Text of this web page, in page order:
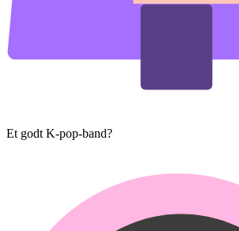
Et godt K-pop-band?